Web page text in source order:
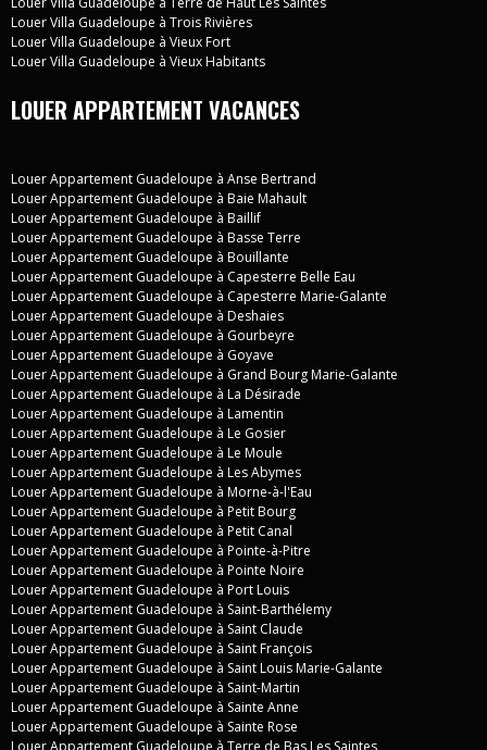
Louer Villa Guadeloupe à Trois Rivières
Louer Villa Guadeloupe à Vieux Fort
Louer Villa Guadeloupe à Vieux Habitants
LOUER APPARTEMENT VACANCES
Louer Appartement Guadeloupe à Anse Bertrand
Louer Appartement Guadeloupe à Baie Mahault
Louer Appartement Guadeloupe à Baillif
Louer Appartement Guadeloupe à Basse Terre
Louer Appartement Guadeloupe à Bouillante
Louer Appartement Guadeloupe à Capesterre Belle Eau
Louer Appartement Guadeloupe à Capesterre Marie-Galante
Louer Appartement Guadeloupe à Deshaies
Louer Appartement Guadeloupe à Gourbeyre
Louer Appartement Guadeloupe à Goyave
Louer Appartement Guadeloupe à Grand Bourg Marie-Galante
Louer Appartement Guadeloupe à La Désirade
Louer Appartement Guadeloupe à Lamentin
Louer Appartement Guadeloupe à Le Gosier
Louer Appartement Guadeloupe à Le Moule
Louer Appartement Guadeloupe à Les Abymes
Louer Appartement Guadeloupe à Morne-à-l'Eau
Louer Appartement Guadeloupe à Petit Bourg
Louer Appartement Guadeloupe à Petit Canal
Louer Appartement Guadeloupe à Pointe-à-Pitre
Louer Appartement Guadeloupe à Pointe Noire
Louer Appartement Guadeloupe à Port Louis
Louer Appartement Guadeloupe à Saint-Barthélemy
Louer Appartement Guadeloupe à Saint Claude
Louer Appartement Guadeloupe à Saint François
Louer Appartement Guadeloupe à Saint Louis Marie-Galante
Louer Appartement Guadeloupe à Saint-Martin
Louer Appartement Guadeloupe à Sainte Anne
Louer Appartement Guadeloupe à Sainte Rose